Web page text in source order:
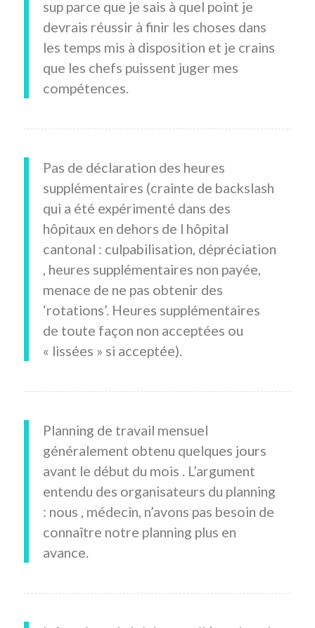
sup parce que je sais à quel point je
devrais réussir à finir les choses dans
les temps mis à disposition et je crains
que les chefs puissent juger mes
compétences.
Pas de déclaration des heures
supplémentaires (crainte de backslash
qui a été expérimenté dans des
hôpitaux en dehors de l hôpital
cantonal : culpabilisation, dépréciation
, heures supplémentaires non payée,
menace de ne pas obtenir des
‘rotations’. Heures supplémentaires
de toute façon non acceptées ou
« lissées » si acceptée).
Planning de travail mensuel
généralement obtenu quelques jours
avant le début du mois . L’argument
entendu des organisateurs du planning
: nous , médecin, n’avons pas besoin de
connaître notre planning plus en
avance.